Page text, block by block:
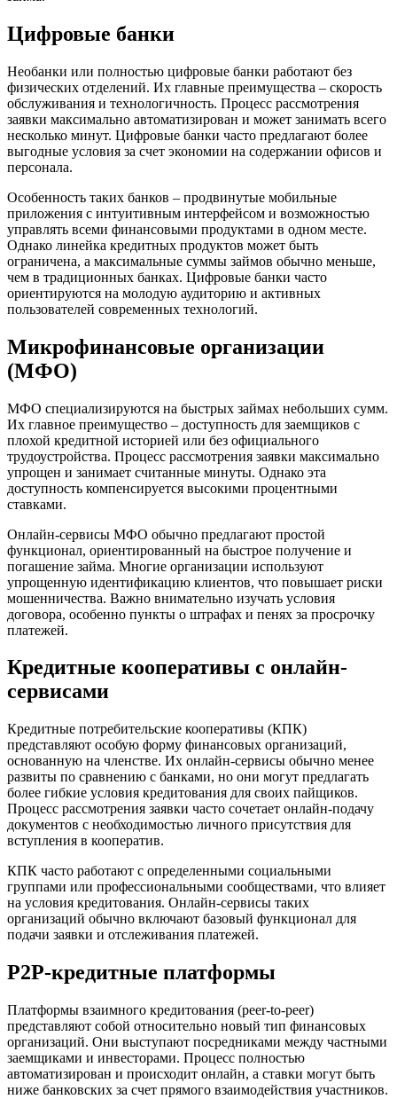
Цифровые банки
Необанки или полностью цифровые банки работают без
физических отделений. Их главные преимущества – скорость
обслуживания и технологичность. Процесс рассмотрения
заявки максимально автоматизирован и может занимать всего
несколько минут. Цифровые банки часто предлагают более
выгодные условия за счет экономии на содержании офисов и
персонала.
Особенность таких банков – продвинутые мобильные
приложения с интуитивным интерфейсом и возможностью
управлять всеми финансовыми продуктами в одном месте.
Однако линейка кредитных продуктов может быть
ограничена, а максимальные суммы займов обычно меньше,
чем в традиционных банках. Цифровые банки часто
ориентируются на молодую аудиторию и активных
пользователей современных технологий.
Микрофинансовые организации
(МФО)
МФО специализируются на быстрых займах небольших сумм.
Их главное преимущество – доступность для заемщиков с
плохой кредитной историей или без официального
трудоустройства. Процесс рассмотрения заявки максимально
упрощен и занимает считанные минуты. Однако эта
доступность компенсируется высокими процентными
ставками.
Онлайн-сервисы МФО обычно предлагают простой
функционал, ориентированный на быстрое получение и
погашение займа. Многие организации используют
упрощенную идентификацию клиентов, что повышает риски
мошенничества. Важно внимательно изучать условия
договора, особенно пункты о штрафах и пенях за просрочку
платежей.
Кредитные кооперативы с онлайн-
сервисами
Кредитные потребительские кооперативы (КПК)
представляют особую форму финансовых организаций,
основанную на членстве. Их онлайн-сервисы обычно менее
развиты по сравнению с банками, но они могут предлагать
более гибкие условия кредитования для своих пайщиков.
Процесс рассмотрения заявки часто сочетает онлайн-подачу
документов с необходимостью личного присутствия для
вступления в кооператив.
КПК часто работают с определенными социальными
группами или профессиональными сообществами, что влияет
на условия кредитования. Онлайн-сервисы таких
организаций обычно включают базовый функционал для
подачи заявки и отслеживания платежей.
P2P-кредитные платформы
Платформы взаимного кредитования (peer-to-peer)
представляют собой относительно новый тип финансовых
организаций. Они выступают посредниками между частными
заемщиками и инвесторами. Процесс полностью
автоматизирован и происходит онлайн, а ставки могут быть
ниже банковских за счет прямого взаимодействия участников.